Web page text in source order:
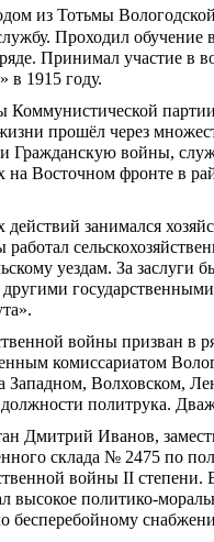
из Тотьмы
Проходил обучение
Принимал участие в
в 1915 году.
Коммунистической
прошёл через
Гражданскую войны,
на Восточном фронте в
занимался
уездам. За заслуги
войны призван в
комиссариатом
Волховском,
политрука.
Дмитрий Иванов,
склада № 2475 по
войны II степени.
высокое политико-
бесперебойному